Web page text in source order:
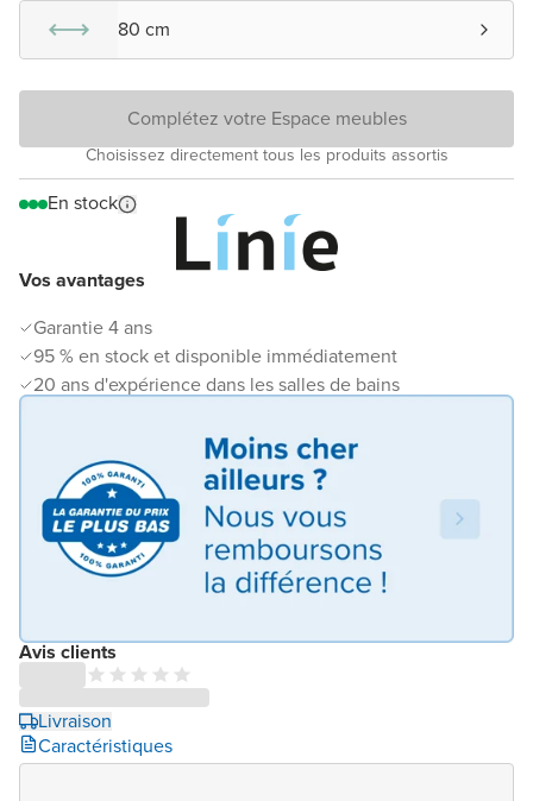
Vos avantages
Garantie 4 ans
95 % en stock et disponible immédiatement
20 ans d'expérience dans les salles de bains
Avis clients
Livraison
Caractéristiques
80 cm
Complétez votre Espace meubles
Choisissez directement tous les produits assortis
En stock